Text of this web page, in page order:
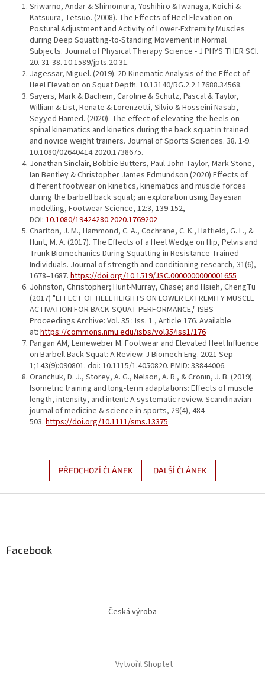
Sriwarno, Andar & Shimomura, Yoshihiro & Iwanaga, Koichi &
Katsuura, Tetsuo. (2008). The Effects of Heel Elevation on
Postural Adjustment and Activity of Lower-Extremity Muscles
during Deep Squatting-to-Standing Movement in Normal
Subjects. Journal of Physical Therapy Science - J PHYS THER SCI.
20. 31-38. 10.1589/jpts.20.31.
Jagessar, Miguel. (2019). 2D Kinematic Analysis of the Effect of
Heel Elevation on Squat Depth. 10.13140/RG.2.2.17688.34568.
Sayers, Mark & Bachem, Caroline & Schütz, Pascal & Taylor,
William & List, Renate & Lorenzetti, Silvio & Hosseini Nasab,
Seyyed Hamed. (2020). The effect of elevating the heels on
spinal kinematics and kinetics during the back squat in trained
and novice weight trainers. Journal of Sports Sciences. 38. 1-9.
10.1080/02640414.2020.1738675.
Jonathan Sinclair, Bobbie Butters, Paul John Taylor, Mark Stone,
Ian Bentley & Christopher James Edmundson (2020) Effects of
different footwear on kinetics, kinematics and muscle forces
during the barbell back squat; an exploration using Bayesian
modelling, Footwear Science, 12:3, 139-152,
DOI: 10.1080/19424280.2020.1769202
Charlton, J. M., Hammond, C. A., Cochrane, C. K., Hatfield, G. L., &
Hunt, M. A. (2017). The Effects of a Heel Wedge on Hip, Pelvis and
Trunk Biomechanics During Squatting in Resistance Trained
Individuals. Journal of strength and conditioning research, 31(6),
1678–1687. https://doi.org/10.1519/JSC.0000000000001655
Johnston, Christopher; Hunt-Murray, Chase; and Hsieh, ChengTu
(2017) "EFFECT OF HEEL HEIGHTS ON LOWER EXTREMITY MUSCLE
ACTIVATION FOR BACK-SQUAT PERFORMANCE," ISBS
Proceedings Archive: Vol. 35 : Iss. 1 , Article 176. Available
at: https://commons.nmu.edu/isbs/vol35/iss1/176
Pangan AM, Leineweber M. Footwear and Elevated Heel Influence
on Barbell Back Squat: A Review. J Biomech Eng. 2021 Sep
1;143(9):090801. doi: 10.1115/1.4050820. PMID: 33844006.
Oranchuk, D. J., Storey, A. G., Nelson, A. R., & Cronin, J. B. (2019).
Isometric training and long-term adaptations: Effects of muscle
length, intensity, and intent: A systematic review. Scandinavian
journal of medicine & science in sports, 29(4), 484–
503. https://doi.org/10.1111/sms.13375
PŘEDCHOZÍ ČLÁNEK DALŠÍ ČLÁNEK
Facebook
Česká výroba
Vytvořil Shoptet